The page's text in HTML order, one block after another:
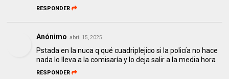
RESPONDER
Anónimo abril 15, 2025
Pstada en la nuca q qué cuadriplejico si la policía no hace
nada lo lleva a la comisaría y lo deja salir a la media hora
RESPONDER